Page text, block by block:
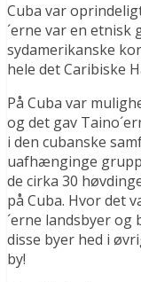
Cuba var
´erne var en
sydamerikanske
hele det Caribiske
På Cuba var
og det gav
i den cubanske
uafhænginge
de cirka 30
på Cuba. Hvor det
´erne landsbyer og
disse byer hed i
by!